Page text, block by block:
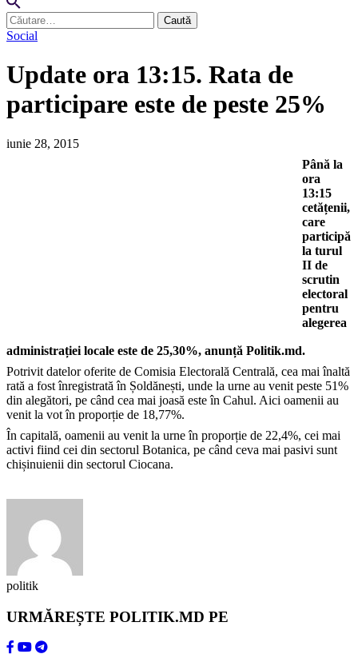
Caută
după:
Social
Update ora 13:15. Rata de
participare este de peste 25%
iunie 28, 2015
Până la
ora
13:15
cetățenii,
care
participă
la turul
II de
scrutin
electoral
pentru
alegerea
administrației locale este de 25,30%, anunță Politik.md.
Potrivit datelor oferite de Comisia Electorală Centrală, cea mai înaltă
rată a fost înregistrată în Șoldănești, unde la urne au venit peste 51%
din alegători, pe când cea mai joasă este în Cahul. Aici oamenii au
venit la vot în proporție de 18,77%.
În capitală, oamenii au venit la urne în proporție de 22,4%, cei mai
activi fiind cei din sectorul Botanica, pe când ceva mai pasivi sunt
chișinuienii din sectorul Ciocana.
politik
URMĂREȘTE POLITIK.MD PE